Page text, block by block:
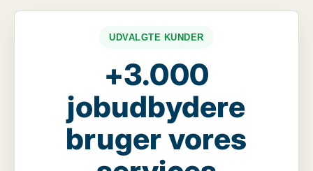
UDVALGTE KUNDER
+3.000
jobudbydere
bruger vores